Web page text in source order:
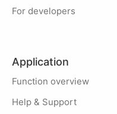
For developers
Application
Function overview
Help & Support